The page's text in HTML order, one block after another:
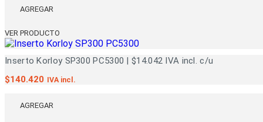
AGREGAR
VER PRODUCTO
Inserto Korloy SP300 PC5300 | $14.042 IVA incl. c/u
$140.420 IVA incl.
AGREGAR